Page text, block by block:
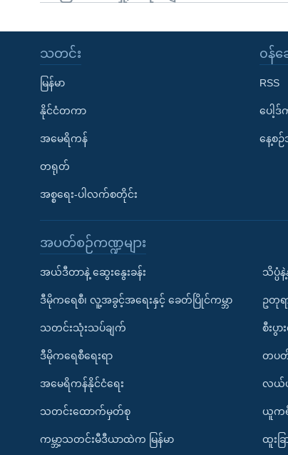
သတင်း
မြန်မာ
နိုင်ငံတကာ
အမေရိကန်
တရုတ်
အစ္စရေး-ပါလက်စတိုင်း
၀န်ဆ
RSS
ပေါ့
နေ့စ
အပတ်စဉ်ကဏ္ဍများ
အယ်ဒီတာနဲ့ ဆွေးနွေးခန်း
ဒီမိုကရေစီ၊ လူ့အခွင့်အရေးနှင့် ခေတ်ပြိုင်ကမ္ဘာ
သတင်းသုံးသပ်ချက်
ဒီမိုကရေစီရေးရာ
အမေရိကန်နိုင်ငံရေး
သတင်းထောက်မှတ်စု
ကမ္ဘာ့သတင်းမီဒီယာထဲက မြန်မာ
သိပ္ပံ
ဥတုရ
စီးပွာ
တပတ်
လယ်ယ
ယူကရိ
ထူးခြ